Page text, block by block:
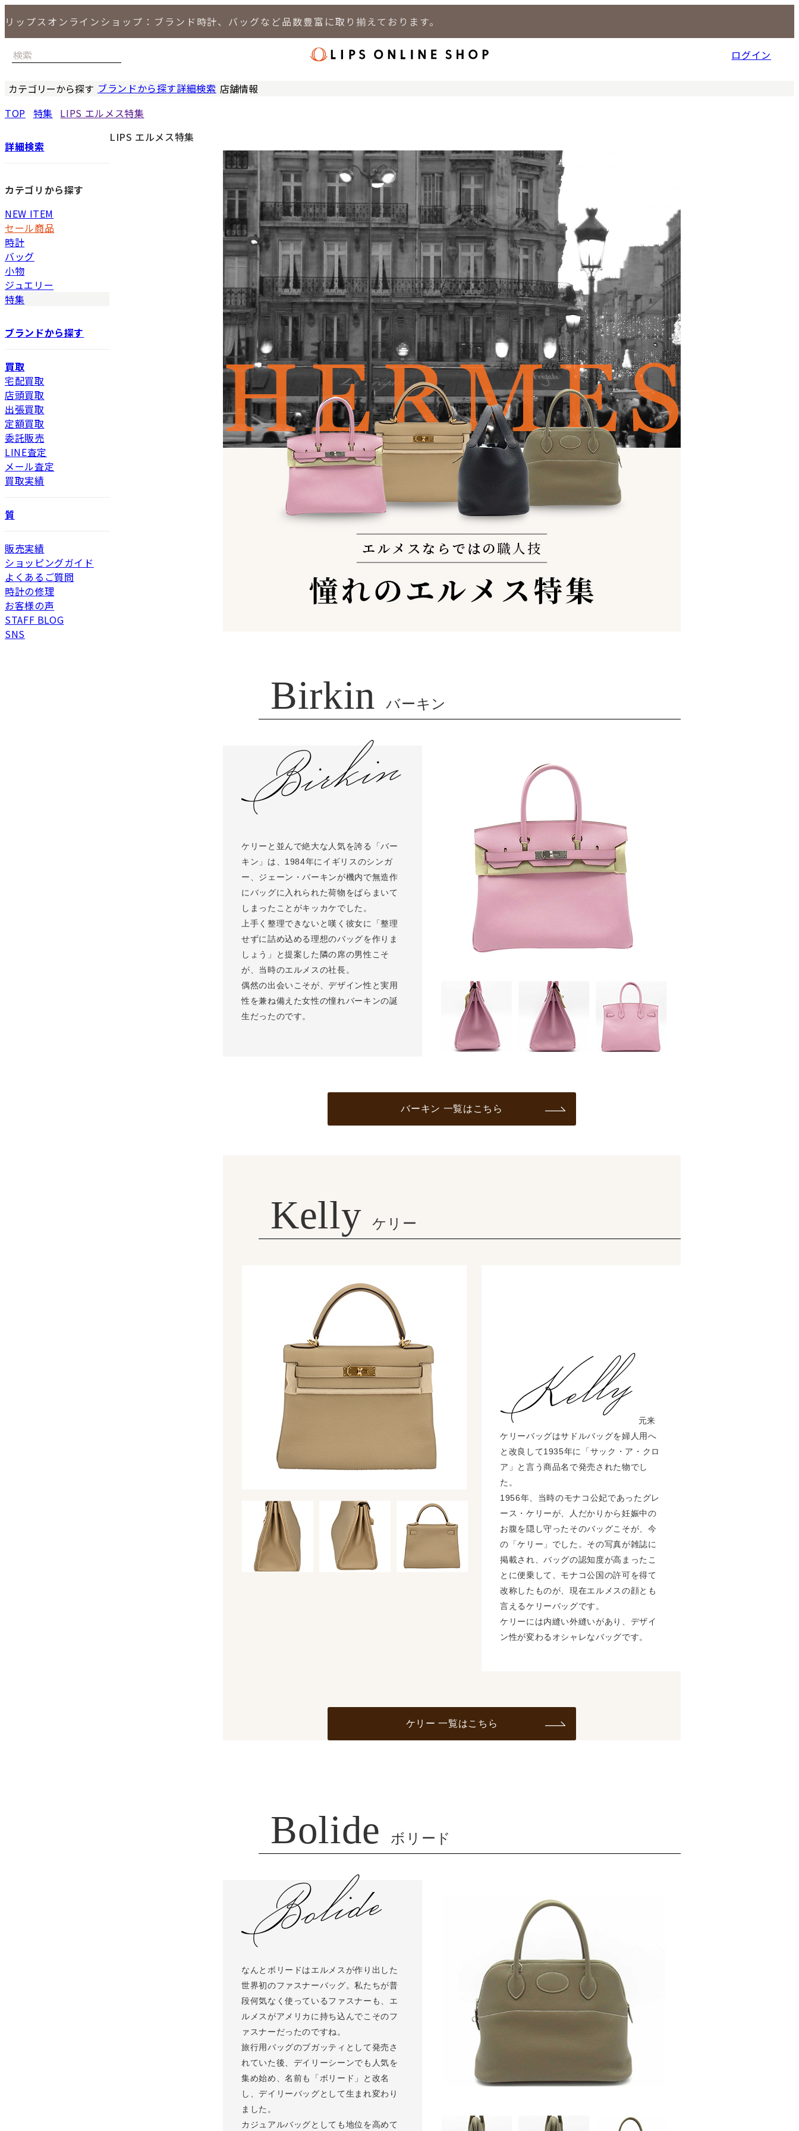
リップスオンラインショップ：ブランド時計、バッグなど品数豊富に取り揃えております。
ログイン
カテゴリーから探す ブランドから探す詳細検索 店舗情報
TOP 特集 LIPS エルメス特集
詳細検索
カテゴリから探す
NEW ITEM
セール商品
時計
バッグ
小物
ジュエリー
特集
ブランドから探す
買取
宅配買取
店頭買取
出張買取
定額買取
委託販売
LINE査定
メール査定
買取実績
質
販売実績
ショッピングガイド
よくあるご質問
時計の修理
お客様の声
STAFF BLOG
SNS
LIPS エルメス特集
Birkin バーキン
ケリーと並んで絶大な人気を誇る「バー
キン」は、1984年にイギリスのシンガ
ー、ジェーン・バーキンが機内で無造作
にバッグに入れられた荷物をばらまいて
しまったことがキッカケでした。
上手く整理できないと嘆く彼女に「整理
せずに詰め込める理想のバッグを作りま
しょう」と提案した隣の席の男性こそ
が、当時のエルメスの社長。
偶然の出会いこそが、デザイン性と実用
性を兼ね備えた女性の憧れバーキンの誕
生だったのです。
バーキン 一覧はこちら
Kelly ケリー
元来
ケリーバッグはサドルバッグを婦人用へ
と改良して1935年に「サック・ア・クロ
ア」と言う商品名で発売された物でし
た。
1956年、当時のモナコ公妃であったグレ
ース・ケリーが、人だかりから妊娠中の
お腹を隠し守ったそのバッグこそが、今
の「ケリー」でした。その写真が雑誌に
掲載され、バッグの認知度が高まったこ
とに便乗して、モナコ公国の許可を得て
改称したものが、現在エルメスの顔とも
言えるケリーバッグです。
ケリーには内縫い外縫いがあり、デザイ
ン性が変わるオシャレなバッグです。
ケリー 一覧はこちら
Bolide ボリード
なんとボリードはエルメスが作り出した
世界初のファスナーバッグ。私たちが普
段何気なく使っているファスナーも、エ
ルメスがアメリカに持ち込んでこそのフ
ァスナーだったのですね。
旅行用バッグのブガッティとして発売さ
れていた後、デイリーシーンでも人気を
集め始め、名前も「ボリード」と改名
し、デイリーバッグとして生まれ変わり
ました。
カジュアルバッグとしても地位を高めて